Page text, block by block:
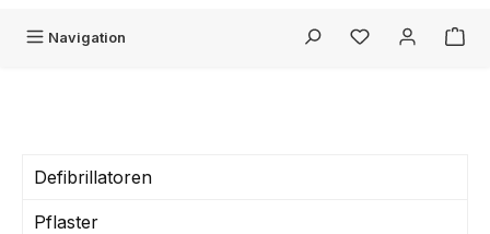
Navigation Du hast 0
Defibrillatoren
Pflaster